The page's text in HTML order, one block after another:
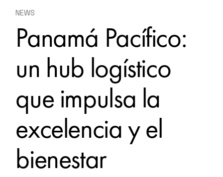
NEWS
Panamá Pacífico:
un hub logístico
que impulsa la
excelencia y el
bienestar